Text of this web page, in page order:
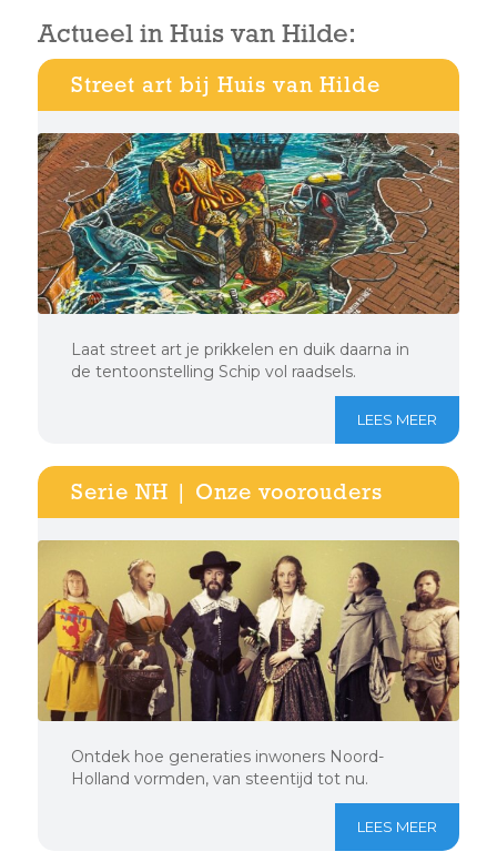
Actueel in Huis van Hilde:
Street art bij Huis van Hilde
Laat street art je prikkelen en duik daarna in
de tentoonstelling Schip vol raadsels.
LEES MEER
Serie NH | Onze voorouders
Ontdek hoe generaties inwoners Noord-
Holland vormden, van steentijd tot nu.
LEES MEER